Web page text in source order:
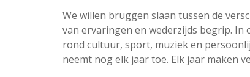
We willen bruggen slaan tussen de
van ervaringen en wederzijds begrip.
rond cultuur, sport, muziek en
neemt nog elk jaar toe. Elk jaar maken